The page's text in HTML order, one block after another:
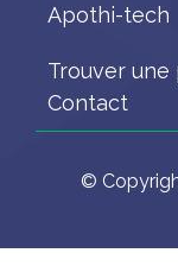
Apothi-tech
Trouver une
Contact
©